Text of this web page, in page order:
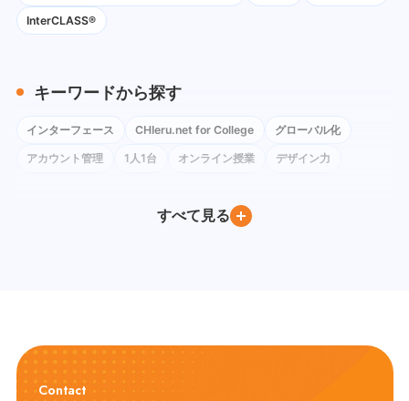
InterCLASS®
キーワードから探す
インターフェース CHIeru.net for College グローバル化
アカウント管理 1人1台 オンライン授業 デザイン力
iPad Google Workspace for Education
英語教育 ICT環境 情報リテラシー
モジュール学習 タブレット
すべて見る
Contact